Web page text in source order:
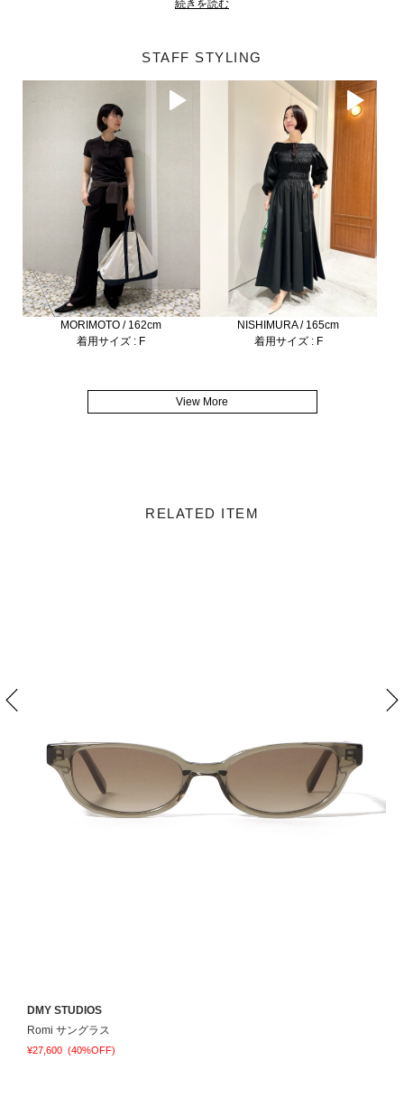
続きを読む
STAFF STYLING
MORIMOTO / 162cm
着用サイズ : F
NISHIMURA / 165cm
着用サイズ : F
View More
RELATED ITEM
DMY STUDIOS
Romi サングラス
¥27,600 (40%OFF)